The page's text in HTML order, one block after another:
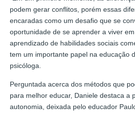
podem gerar conflitos, porém essas
encaradas como um desafio que se
oportunidade de se aprender a viver
aprendizado de habilidades sociais
tem um importante papel na educação
psicóloga.
Perguntada acerca dos métodos que
para melhor educar, Daniele destaca a
autonomia, deixada pelo educador